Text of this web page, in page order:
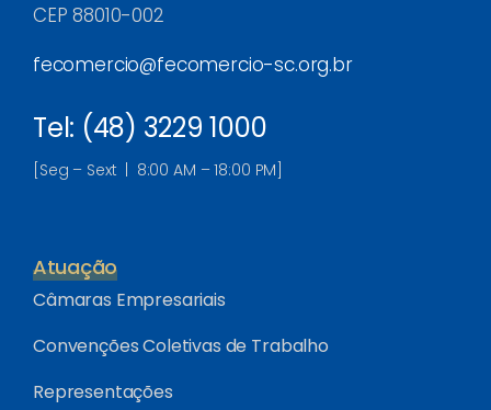
CEP 88010-002
fecomercio@fecomercio-sc.org.br
Tel: (48) 3229 1000
[Seg – Sext | 8:00 AM – 18:00 PM]
Atuação
Câmaras Empresariais
Convenções Coletivas de Trabalho
Representações